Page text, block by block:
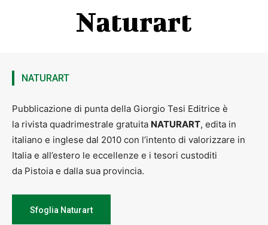
Naturart
NATURART
Pubblicazione di punta della Giorgio Tesi Editrice è
la rivista quadrimestrale gratuita NATURART, edita in
italiano e inglese dal 2010 con l’intento di valorizzare in
Italia e all’estero le eccellenze e i tesori custoditi
da Pistoia e dalla sua provincia.
Sfoglia Naturart